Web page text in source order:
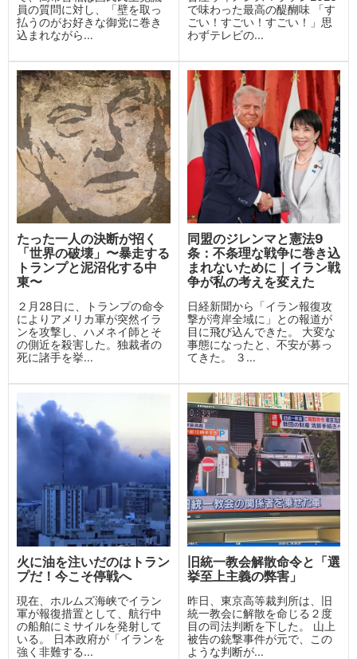
員の質問に対し、「壁を取っ
払うのがお好きな御党に巻き
込まれながら...
で味わった最高の醍醐味 「す
ごい！すごい！すごい！」思
わずテレビの...
たった一人の決断が招く
「世界の破壊」〜暴走する
トランプと泥沼化する中
東〜
２月28日に、トランプの命令
によりアメリカ軍が突然イラ
ンを攻撃し、ハメネイ師とそ
の側近を殺害した。独裁者の
死に諸手を挙...
同盟のジレンマと憲法9
条：不条理な戦争に巻き込
まれないために｜イラン戦
争が私の考えを変えた
日経新聞から「イラン報復攻
撃が湾岸全域に」との報道が
目に飛び込んできた。 大変な
事態になったと、不安が募っ
てきた。 ３...
火に油を注いだのはトラン
プだ！今こそ停戦へ
現在、ホルムズ海峡でイラン
軍が報復措置として、航行中
の船舶にミサイルを発射して
いる。 日本政府が「イランを
強く非難する...
旧統一教会解散命令と「選
挙至上主義の弊害」
昨日、東京高等裁判所は、旧
統一教会に解散を命じる２度
目の司法判断を下した。 山上
被告の銃撃事件が元で、この
ような判断が...